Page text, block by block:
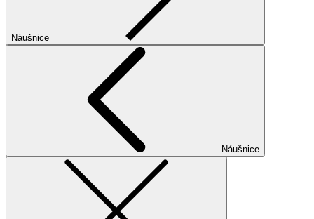
Náušnice
Náušnice